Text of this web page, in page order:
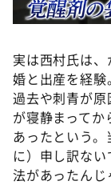
実は西村氏は
婚と出産を経
過去や刺青が
が寝静まって
あったという
に）申し訳な
法があったん